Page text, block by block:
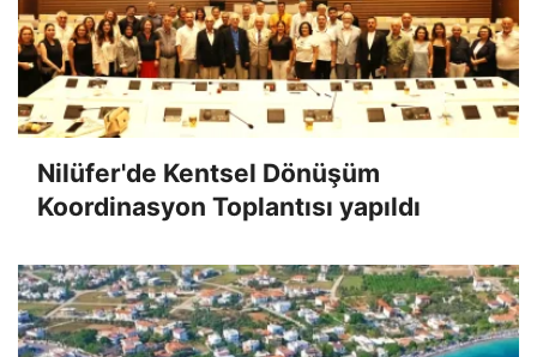
Nilüfer'de Kentsel Dönüşüm
Koordinasyon Toplantısı yapıldı